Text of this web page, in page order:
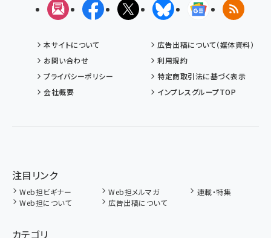
メルマガFacebookX(エックス)BlueskyGoogleニュ
RSS
本サイトについて
広告出稿について（媒体資料）
お問い合わせ
利用規約
プライバシーポリシー
特定商取引法に基づく表示
会社概要
インプレスグループTOP
注目リンク
Web担ビギナー Web担メルマガ
連載・特集
Web担について
広告出稿について
カテゴリ